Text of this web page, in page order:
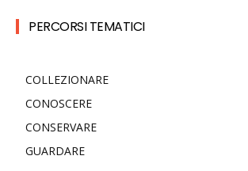
PERCORSI TEMATICI
COLLEZIONARE
CONOSCERE
CONSERVARE
GUARDARE